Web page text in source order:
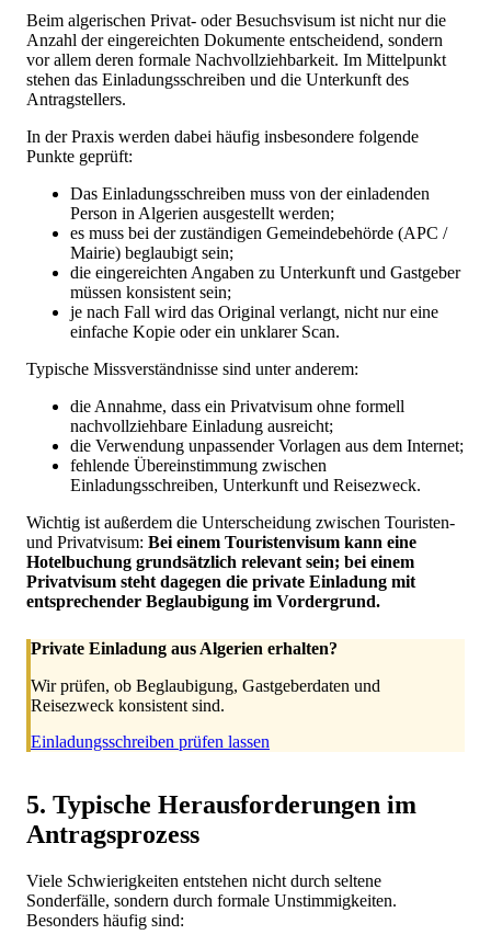
Beim algerischen Privat- oder Besuchsvisum ist nicht nur die
Anzahl der eingereichten Dokumente entscheidend, sondern
vor allem deren formale Nachvollziehbarkeit. Im Mittelpunkt
stehen das Einladungsschreiben und die Unterkunft des
Antragstellers.
In der Praxis werden dabei häufig insbesondere folgende
Punkte geprüft:
Das Einladungsschreiben muss von der einladenden
Person in Algerien ausgestellt werden;
es muss bei der zuständigen Gemeindebehörde (APC /
Mairie) beglaubigt sein;
die eingereichten Angaben zu Unterkunft und Gastgeber
müssen konsistent sein;
je nach Fall wird das Original verlangt, nicht nur eine
einfache Kopie oder ein unklarer Scan.
Typische Missverständnisse sind unter anderem:
die Annahme, dass ein Privatvisum ohne formell
nachvollziehbare Einladung ausreicht;
die Verwendung unpassender Vorlagen aus dem Internet;
fehlende Übereinstimmung zwischen
Einladungsschreiben, Unterkunft und Reisezweck.
Wichtig ist außerdem die Unterscheidung zwischen Touristen-
und Privatvisum: Bei einem Touristenvisum kann eine
Hotelbuchung grundsätzlich relevant sein; bei einem
Privatvisum steht dagegen die private Einladung mit
entsprechender Beglaubigung im Vordergrund.
Private Einladung aus Algerien erhalten?
Wir prüfen, ob Beglaubigung, Gastgeberdaten und
Reisezweck konsistent sind.
Einladungsschreiben prüfen lassen
5. Typische Herausforderungen im
Antragsprozess
Viele Schwierigkeiten entstehen nicht durch seltene
Sonderfälle, sondern durch formale Unstimmigkeiten.
Besonders häufig sind: